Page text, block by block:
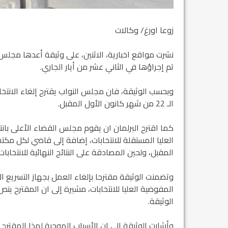
زوعا اورغ/ وكالات
نشرت مواقع اخبارية، الاثنين، على وثيقة أعدها
تم إجراؤها في الثاني عشر من أيار الجاري.
وبحسب الوثيقة، فان مجلس النواب يقترح إلغاء
الـ 22 من شهر كانون الأول المقبل.
كما اقترح البرلمان ان يقوم مجلس القضاء
العليا المستقلة للانتخابات، إضافة إلى قاضي
المقبل، ولحين المصادقة على النتائج النهائية
وتضمنت الوثيقة مقترحا بإلغاء العمل بجهاز
المفوضية العليا للانتخابات، مشيرة إلى ان
الوثيقة.